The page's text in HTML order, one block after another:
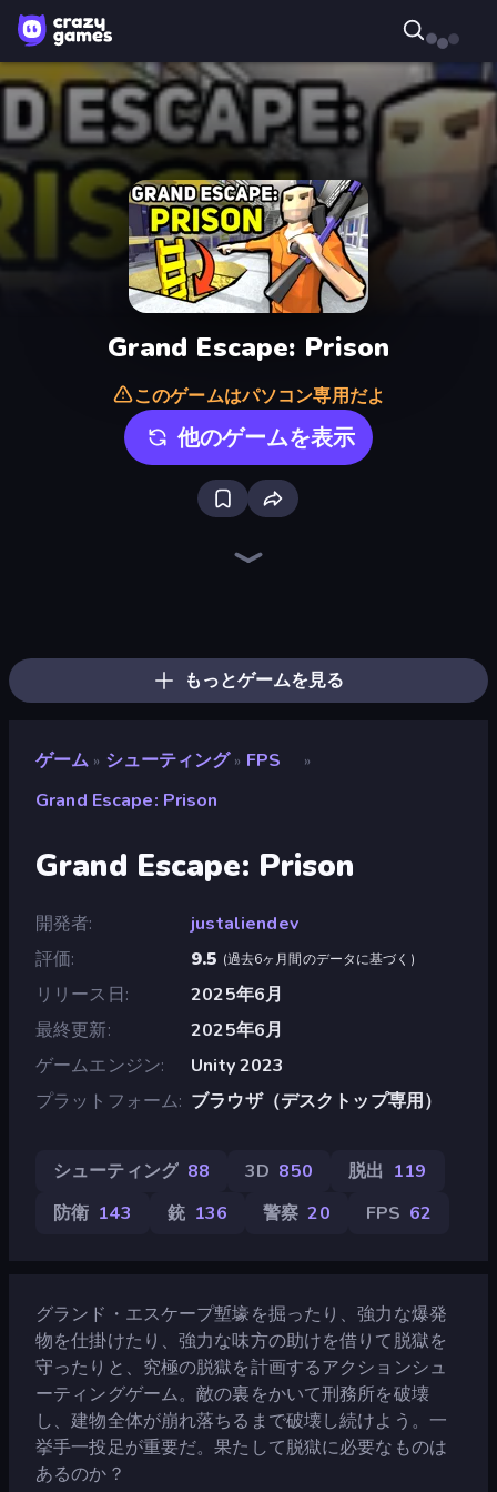
Grand Escape: Prison
このゲームはパソコン専用だよ
他のゲームを表示
もっとゲームを見る
ゲーム » シューティング » FPS »
Grand Escape: Prison
Grand Escape: Prison
開発者
justaliendev
評価
9.5 (過去6ヶ月間のデータに基づく )
リリース日
2025年6月
最終更新
2025年6月
ゲームエンジン
Unity 2023
プラットフォーム ブラウザ（デスクトップ専用）
シューティング 88 3D 850 脱出 119
防衛 143 銃 136 警察 20 FPS 62
グランド・エスケープ塹壕を掘ったり、強力な爆発
物を仕掛けたり、強力な味方の助けを借りて脱獄を
守ったりと、究極の脱獄を計画するアクションシュ
ーティングゲーム。敵の裏をかいて刑務所を破壊
し、建物全体が崩れ落ちるまで破壊し続けよう。一
挙手一投足が重要だ。果たして脱獄に必要なものは
あるのか？